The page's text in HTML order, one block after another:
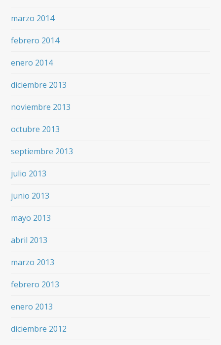
marzo 2014
febrero 2014
enero 2014
diciembre 2013
noviembre 2013
octubre 2013
septiembre 2013
julio 2013
junio 2013
mayo 2013
abril 2013
marzo 2013
febrero 2013
enero 2013
diciembre 2012